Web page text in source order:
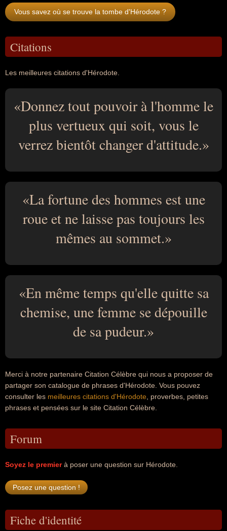
Vous savez où se trouve la tombe d'Hérodote ?
Citations
Les meilleures citations d'Hérodote.
Donnez tout pouvoir à l'homme le
plus vertueux qui soit, vous le
verrez bientôt changer d'attitude.
La fortune des hommes est une
roue et ne laisse pas toujours les
mêmes au sommet.
En même temps qu'elle quitte sa
chemise, une femme se dépouille
de sa pudeur.
Merci à notre partenaire Citation Célèbre qui nous a proposer de
partager son catalogue de phrases d'Hérodote. Vous pouvez
consulter les meilleures citations d'Hérodote , proverbes, petites
phrases et pensées sur le site Citation Célèbre.
Forum
Soyez le premierà poser une question sur Hérodote.
Fiche d'identité